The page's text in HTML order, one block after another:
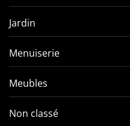
Jardin
Menuiserie
Meubles
Non classé